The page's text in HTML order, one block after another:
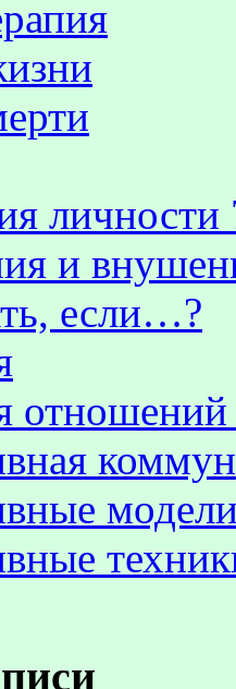
личности
и
если…?